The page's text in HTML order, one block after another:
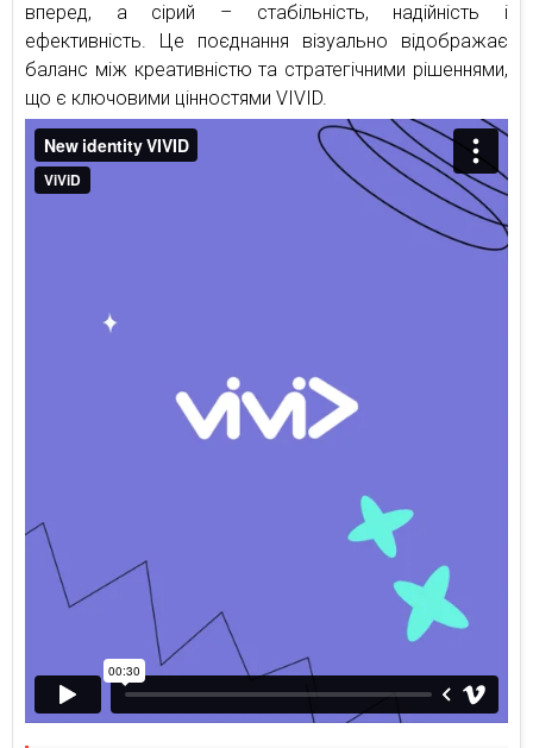
вперед, а сірий – стабільність, надійність і
ефективність. Це поєднання візуально відображає
баланс між креативністю та стратегічними рішеннями,
що є ключовими цінностями VIVID.